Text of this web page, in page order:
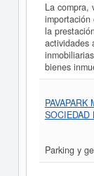
La compra,
la
actividades
bienes
PAVAPARK
SOCIEDAD
Parking y